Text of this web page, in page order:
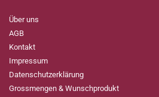
Über uns
AGB
Kontakt
Impressum
Datenschutzerklärung
Grossmengen & Wunschprodukt